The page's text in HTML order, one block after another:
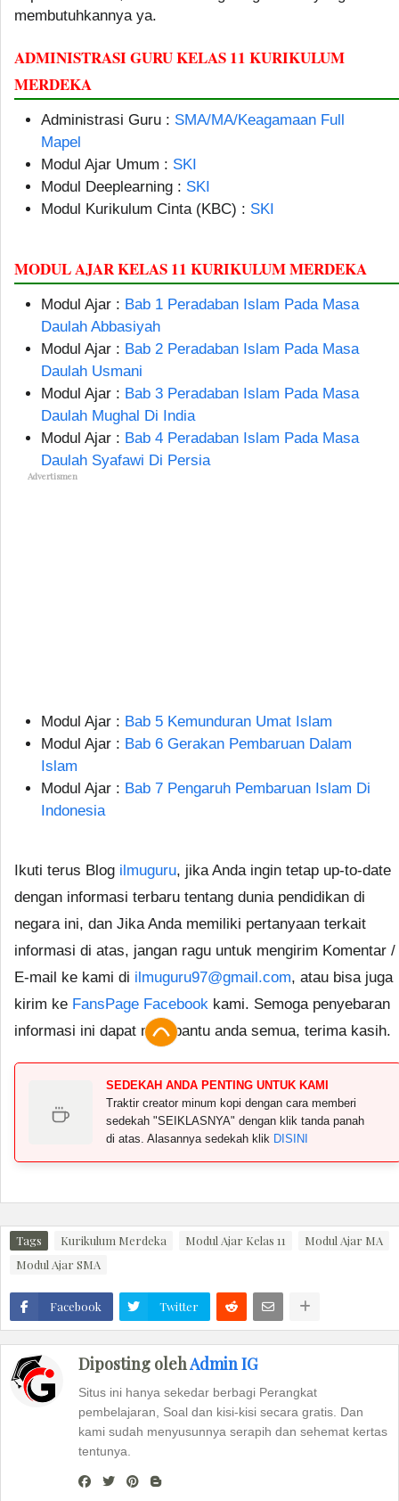
membutuhkannya ya.
ADMINISTRASI GURU KELAS 11 KURIKULUM
MERDEKA
Administrasi Guru : SMA/MA/Keagamaan Full
Mapel
Modul Ajar Umum : SKI
Modul Deeplearning : SKI
Modul Kurikulum Cinta (KBC) : SKI
MODUL AJAR KELAS 11 KURIKULUM MERDEKA
Modul Ajar : Bab 1 Peradaban Islam Pada Masa
Daulah Abbasiyah
Modul Ajar : Bab 2 Peradaban Islam Pada Masa
Daulah Usmani
Modul Ajar : Bab 3 Peradaban Islam Pada Masa
Daulah Mughal Di India
Modul Ajar : Bab 4 Peradaban Islam Pada Masa
Daulah Syafawi Di Persia
Advertismen
Modul Ajar : Bab 5 Kemunduran Umat Islam
Modul Ajar : Bab 6 Gerakan Pembaruan Dalam
Islam
Modul Ajar : Bab 7 Pengaruh Pembaruan Islam Di
Indonesia
Ikuti terus Blog ilmuguru, jika Anda ingin tetap up-to-date
dengan informasi terbaru tentang dunia pendidikan di
negara ini, dan Jika Anda memiliki pertanyaan terkait
informasi di atas, jangan ragu untuk mengirim Komentar /
E-mail ke kami di ilmuguru97@gmail.com, atau bisa juga
kirim ke FansPage Facebook kami. Semoga penyebaran
informasi ini dapat membantu anda semua, terima kasih.
SEDEKAH ANDA PENTING UNTUK KAMI
Traktir creator minum kopi dengan cara memberi
sedekah "SEIKLASNYA" dengan klik tanda panah
di atas. Alasannya sedekah klik DISINI
Tags Kurikulum Merdeka Modul Ajar Kelas 11
Modul Ajar MA
Modul Ajar SMA
Facebook Twitter
Diposting olehAdmin IG
Situs ini hanya sekedar berbagi Perangkat
pembelajaran, Soal dan kisi-kisi secara gratis. Dan
kami sudah menyusunnya serapih dan sehemat kertas
tentunya.